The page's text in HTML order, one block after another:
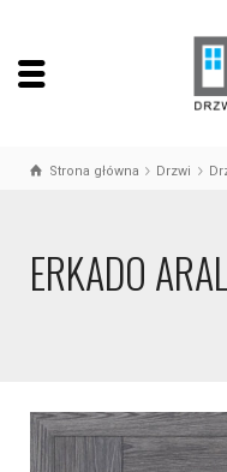
Strona główna Drzwi
ERKADO